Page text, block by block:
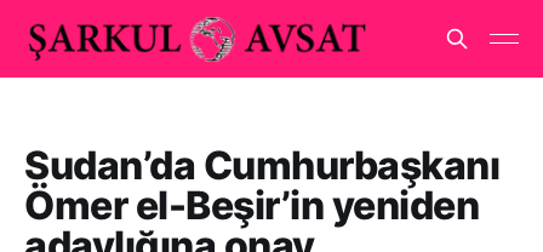
Sudan’da Cumhurbaşkanı
Ömer el-Beşir’in yeniden